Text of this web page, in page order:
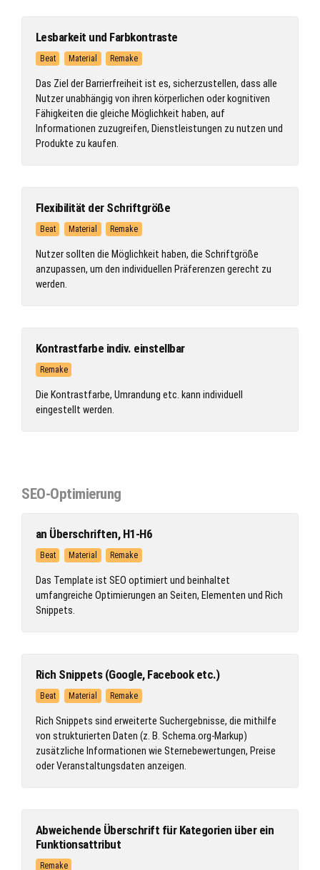
Lesbarkeit und Farbkontraste
Beat Material Remake
Das Ziel der Barrierfreiheit ist es, sicherzustellen, dass alle
Nutzer unabhängig von ihren körperlichen oder kognitiven
Fähigkeiten die gleiche Möglichkeit haben, auf
Informationen zuzugreifen, Dienstleistungen zu nutzen und
Produkte zu kaufen.
Flexibilität der Schriftgröße
Beat Material Remake
Nutzer sollten die Möglichkeit haben, die Schriftgröße
anzupassen, um den individuellen Präferenzen gerecht zu
werden.
Kontrastfarbe indiv. einstellbar
Remake
Die Kontrastfarbe, Umrandung etc. kann individuell
eingestellt werden.
SEO-Optimierung
an Überschriften, H1-H6
Beat Material Remake
Das Template ist SEO optimiert und beinhaltet
umfangreiche Optimierungen an Seiten, Elementen und Rich
Snippets.
Rich Snippets (Google, Facebook etc.)
Beat Material Remake
Rich Snippets sind erweiterte Suchergebnisse, die mithilfe
von strukturierten Daten (z. B. Schema.org-Markup)
zusätzliche Informationen wie Sternebewertungen, Preise
oder Veranstaltungsdaten anzeigen.
Abweichende Überschrift für Kategorien über ein
Funktionsattribut
Remake